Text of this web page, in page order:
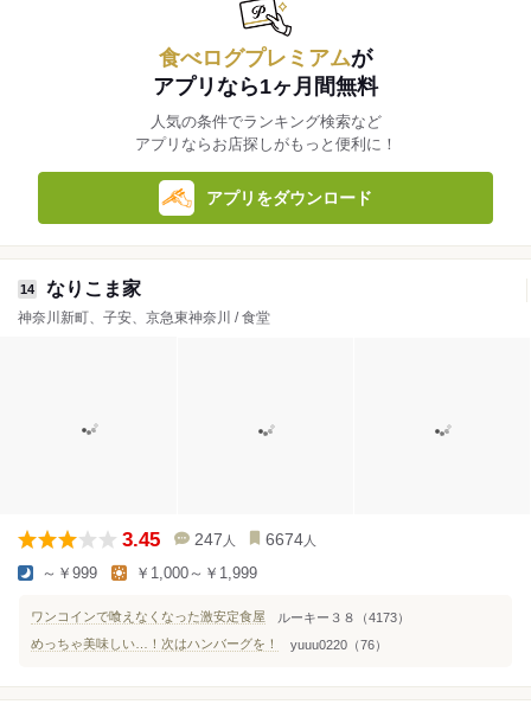
食べログプレミアムが
アプリなら1ヶ月間無料
人気の条件でランキング検索など
アプリならお店探しがもっと便利に！
アプリをダウンロード
14 なりこま家
神奈川新町、子安、京急東神奈川 / 食堂
3.45 247 人 6674 人
～￥999 ￥1,000～￥1,999
ワンコインで喰えなくなった激安定食屋
ルーキー３８（4173）
めっちゃ美味しい…！次はハンバーグを！
yuuu0220（76）